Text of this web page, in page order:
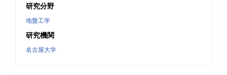
研究分野
地盤工学
研究機関
名古屋大学